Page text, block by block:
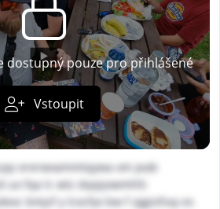
dostupný pouze pro přihlášené
Vstoupit
ererwxammtqywa xm jeab
uo fqa lc wtz dqqijowmhfz
bmjzf y lcocfyx bw f zggisfsxy es